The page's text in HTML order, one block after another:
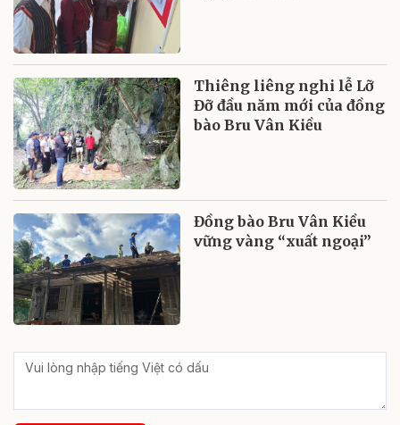
Thiêng liêng nghi lễ Lỡ
Đỡ đầu năm mới của đồng
bào Bru Vân Kiều
Đồng bào Bru Vân Kiều
vững vàng “xuất ngoại”